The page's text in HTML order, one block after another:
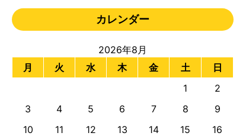
カレンダー
2026年8月
月
火 水 木 金 土 日
1
2
3
4 5 6 7 8
9
10
11 12 13 14 15
16